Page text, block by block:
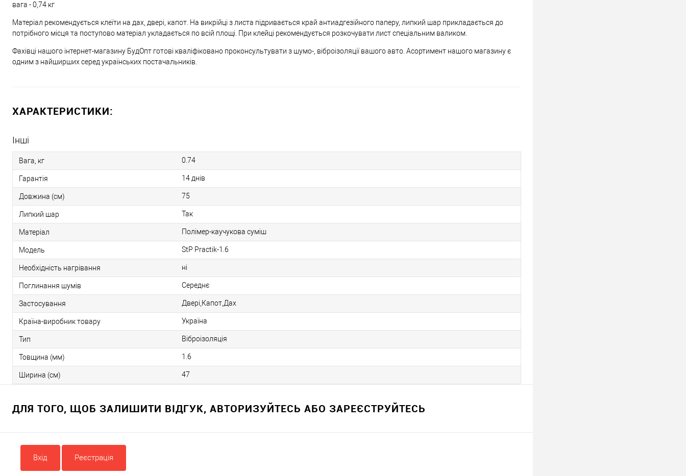
вага - 0,74 кг
Матеріал рекомендується клеїти на дах, двері, капот. На викрійці з листа підривається край антиадгезійного паперу, липкий шар прикладається до
потрібного місця та поступово матеріал укладається по всій площі. При клейці рекомендується розкочувати лист спеціальним валиком.
Фахівці нашого інтернет-магазину БудОпт готові кваліфіковано проконсультувати з шумо-, віброізоляції вашого авто. Асортимент нашого магазину є
одним з найширших серед українських постачальників.
ХАРАКТЕРИСТИКИ:
Інші
Вага, кг 0.74
Гарантія 14 днів
Довжина (см) 75
Липкий шар Так
Матеріал Полімер-каучукова суміш
Модель StP Practik-1.6
Необхідність нагрівання ні
Поглинання шумів Середнє
Застосування Двері,Капот,Дах
Країна-виробник товару Україна
Тип Віброізоляція
Товщина (мм) 1.6
Ширина (см) 47
ДЛЯ ТОГО, ЩОБ ЗАЛИШИТИ ВІДГУК, АВТОРИЗУЙТЕСЬ АБО ЗАРЕЄСТРУЙТЕСЬ
Вхід Реєстрація